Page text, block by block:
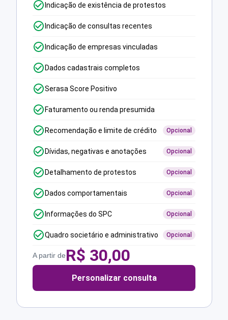
Indicação de existência de protestos
Indicação de consultas recentes
Indicação de empresas vinculadas
Dados cadastrais completos
Serasa Score Positivo
Faturamento ou renda presumida
Recomendação e limite de crédito Opcional
Dívidas, negativas e anotações Opcional
Detalhamento de protestos Opcional
Dados comportamentais Opcional
Informações do SPC Opcional
Quadro societário e administrativo Opcional
A partir deR$ 30,00
Personalizar consulta